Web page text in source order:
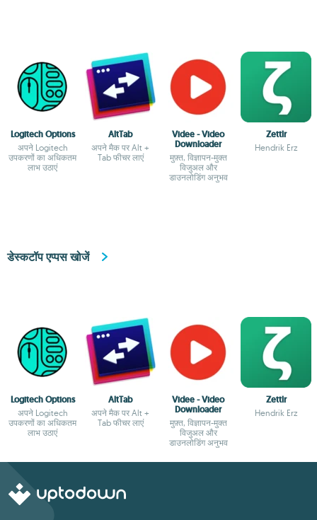
Logitech Options
अपने Logitech
उपकरणों का अधिकतम
लाभ उठाएं
AltTab
अपने मैक पर Alt +
Tab फीचर लाएं
Videe - Video
Downloader
मुफ़्त, विज्ञापन-मुक्त
विजुअल और
डाउनलोडिंग अनुभव
Zettlr
Hendrik Erz
डेस्कटॉप एप्पस खोजें
Logitech Options
अपने Logitech
उपकरणों का अधिकतम
लाभ उठाएं
AltTab
अपने मैक पर Alt +
Tab फीचर लाएं
Videe - Video
Downloader
मुफ़्त, विज्ञापन-मुक्त
विजुअल और
डाउनलोडिंग अनुभव
Zettlr
Hendrik Erz